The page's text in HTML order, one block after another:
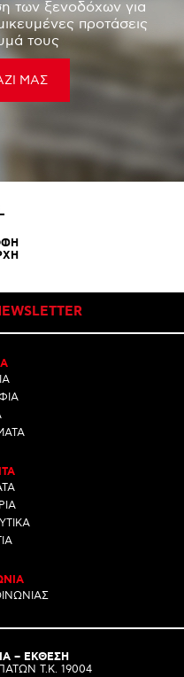
των ξενοδόχων για
προτάσεις
τους
ΜΑΣ
– ΕΚΘΕΣΗ
Τ.Κ. 19004